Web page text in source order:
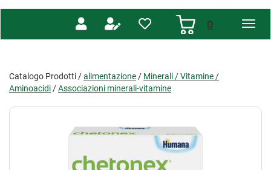
0prodotti
Catalogo Prodotti /alimentazione / Minerali / Vitamine /
Aminoacidi /Associazioni minerali-vitamine